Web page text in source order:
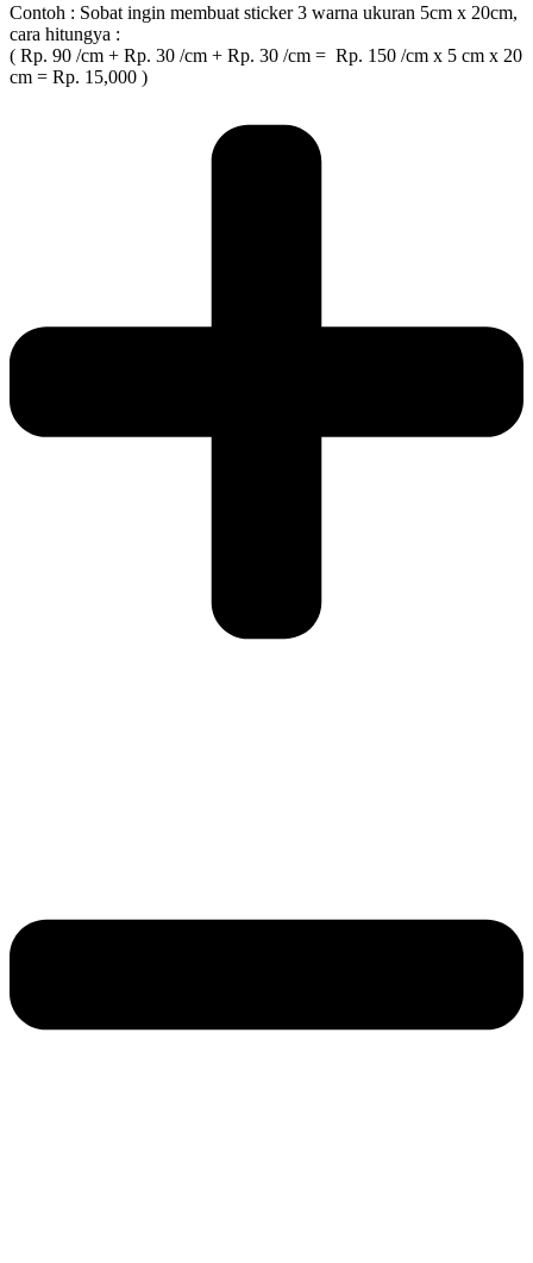
Contoh : Sobat ingin membuat sticker 3 warna ukuran 5cm x 20cm,
cara hitungya :
( Rp. 90 /cm + Rp. 30 /cm + Rp. 30 /cm = Rp. 150 /cm x 5 cm x 20
cm = Rp. 15,000 )